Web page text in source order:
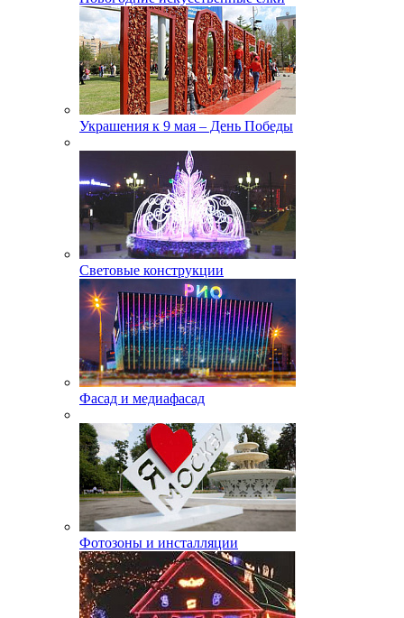
Украшения к 9 мая – День Победы
Световые конструкции
Фасад и медиафасад
Фотозоны и инсталляции